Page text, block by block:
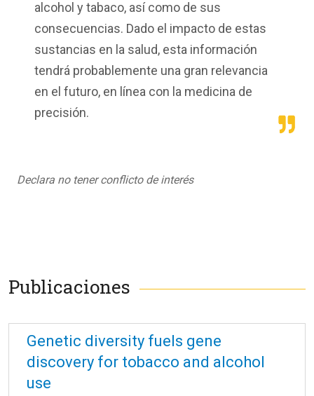
alcohol y tabaco, así como de sus
consecuencias. Dado el impacto de estas
sustancias en la salud, esta información
tendrá probablemente una gran relevancia
en el futuro, en línea con la medicina de
precisión.
Declara no tener conflicto de interés
Publicaciones
Genetic diversity fuels gene
discovery for tobacco and alcohol
use